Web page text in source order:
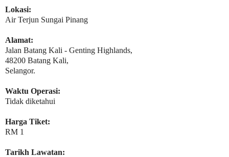
Lokasi:
Air Terjun Sungai Pinang
Alamat:
Jalan Batang Kali - Genting Highlands,
48200 Batang Kali,
Selangor.
Waktu Operasi:
Tidak diketahui
Harga Tiket:
RM 1
Tarikh Lawatan: